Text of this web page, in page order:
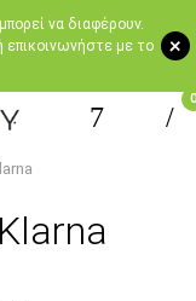
+
να διαφέρουν.
επικοινωνήστε με το
0